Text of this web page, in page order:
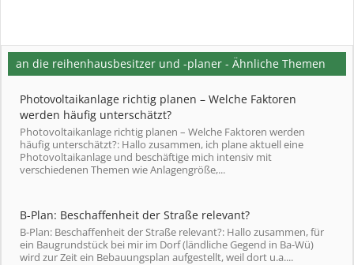
an die reihenhausbesitzer und -planer - Ähnliche Themen
Photovoltaikanlage richtig planen – Welche Faktoren
werden häufig unterschätzt?
Photovoltaikanlage richtig planen – Welche Faktoren werden
häufig unterschätzt?: Hallo zusammen, ich plane aktuell eine
Photovoltaikanlage und beschäftige mich intensiv mit
verschiedenen Themen wie Anlagengröße,...
B-Plan: Beschaffenheit der Straße relevant?
B-Plan: Beschaffenheit der Straße relevant?: Hallo zusammen, für
ein Baugrundstück bei mir im Dorf (ländliche Gegend in Ba-Wü)
wird zur Zeit ein Bebauungsplan aufgestellt, weil dort u.a....